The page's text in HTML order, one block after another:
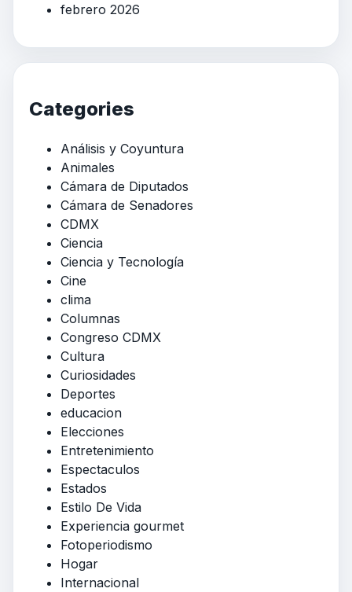
febrero 2026
Categories
Análisis y Coyuntura
Animales
Cámara de Diputados
Cámara de Senadores
CDMX
Ciencia
Ciencia y Tecnología
Cine
clima
Columnas
Congreso CDMX
Cultura
Curiosidades
Deportes
educacion
Elecciones
Entretenimiento
Espectaculos
Estados
Estilo De Vida
Experiencia gourmet
Fotoperiodismo
Hogar
Internacional